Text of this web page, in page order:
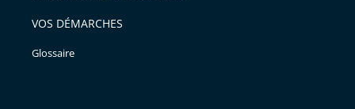
VOS DÉMARCHES
Glossaire